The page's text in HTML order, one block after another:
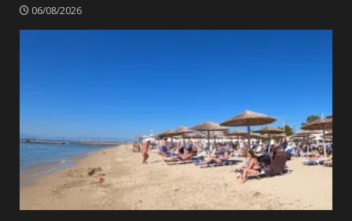
06/08/2026